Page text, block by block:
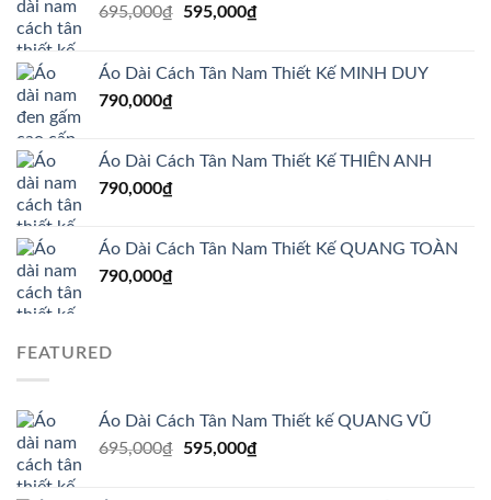
695,000₫
Giá
695,000₫.
595,000₫Giá
là:
Áo Dài Cách Tân Nam Thiết Kế MINH DUY
790,000₫
Áo Dài Cách Tân Nam Thiết Kế THIÊN ANH
790,000₫
Áo Dài Cách Tân Nam Thiết Kế QUANG TOÀN
790,000₫
FEATURED
Áo Dài Cách Tân Nam Thiết kế QUANG VŨ
695,000₫
Giá
595,000₫Giá